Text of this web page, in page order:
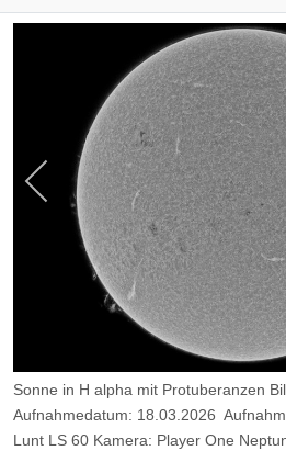
Sonne in H alpha mit Protuberanzen
Aufnahmedatum: 18.03.2026
Lunt LS 60 Kamera: Player One